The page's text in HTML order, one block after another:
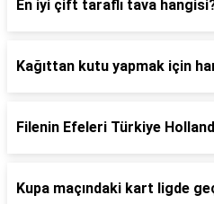
En iyi çift taraflı tava
Kağıttan kutu yapmak için
Filenin Efeleri Türkiye
Kupa maçındaki kart ligde